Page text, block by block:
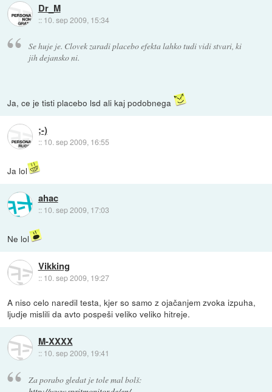
Dr_M
:: 10. sep 2009, 15:34
Se huje je. Clovek zaradi placebo efekta lahko tudi vidi stvari, ki
jih dejansko ni.
Ja, ce je tisti placebo lsd ali kaj podobnega
;-)
:: 10. sep 2009, 16:55
Ja lol
ahac
:: 10. sep 2009, 17:03
Ne lol
Vikking
:: 10. sep 2009, 19:27
A niso celo naredil testa, kjer so samo z ojačanjem zvoka izpuha,
ljudje mislili da avto pospeši veliko veliko hitreje.
M-XXXX
:: 10. sep 2009, 19:41
Za porabo gledat je tole mal bolš: